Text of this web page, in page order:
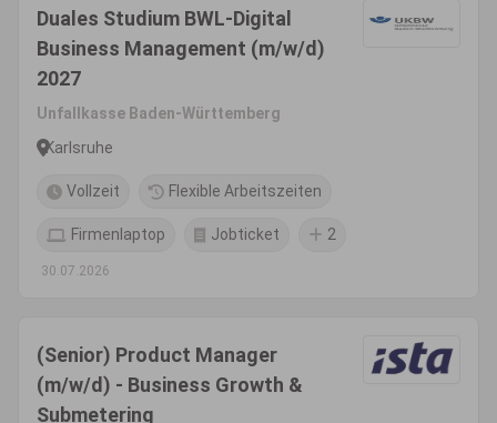
Duales Studium BWL-Digital
Business Management (m/w/d)
2027
Unfallkasse Baden-Württemberg
Karlsruhe
Vollzeit Flexible Arbeitszeiten
Firmenlaptop Jobticket 2
30.07.2026
(Senior) Product Manager
(m/w/d) - Business Growth &
Submetering